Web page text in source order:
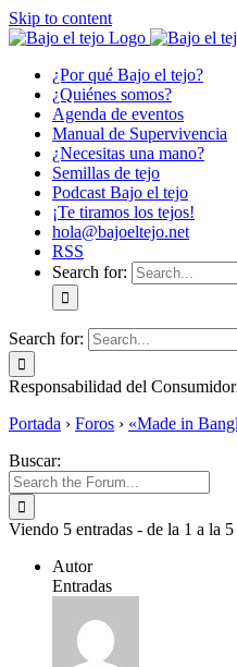
Skip to content
¿Por qué Bajo el tejo?
¿Quiénes somos?
Agenda de eventos
Manual de Supervivencia
¿Necesitas una mano?
Semillas de tejo
Podcast Bajo el tejo
¡Te tiramos los tejos!
hola@bajoeltejo.net
RSS
Search for:
Search for:
Responsabilidad del Consumidor
Portada › Foros › «Made in
Buscar:
Viendo 5 entradas - de la 1 a la
Autor
Entradas